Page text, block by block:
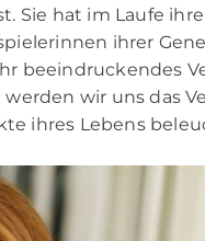
Sie hat im Laufe
ihrer
beeindruckendes
wir uns das
ihres Lebens